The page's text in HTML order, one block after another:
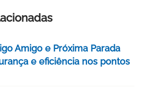
Amigo e Próxima Parada
e eficiência nos pontos